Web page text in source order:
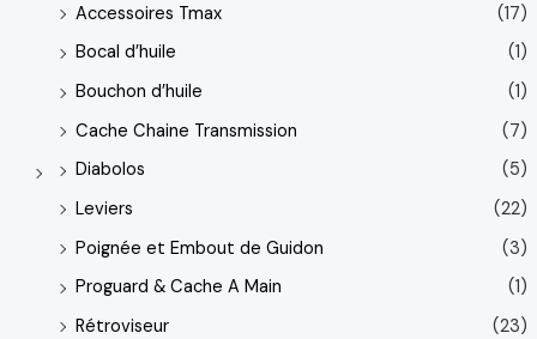
Accessoires Tmax
(17)
Bocal d’huile
(1)
Bouchon d’huile
(1)
Cache Chaine Transmission
(7)
Diabolos
(5)
Leviers
(22)
Poignée et Embout de Guidon
(3)
Proguard & Cache A Main
(1)
Rétroviseur
(23)